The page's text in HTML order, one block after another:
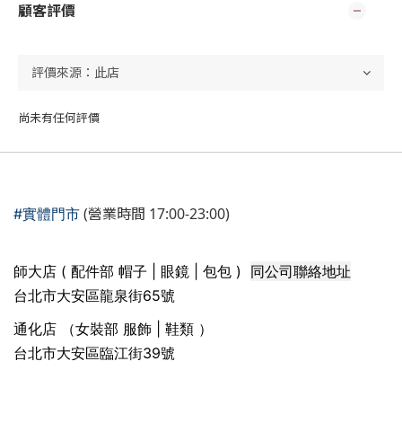
顧客評價
尚未有任何評價
#實體門市 (營業時間 17:00-23:00)
師大店 ( 配件部 帽子 | 眼鏡 | 包包 ) 同公司聯絡地址
台北市大安區龍泉街65號
通化店 （女裝部 服飾 | 鞋類 ）
台北市大安區臨江街39號